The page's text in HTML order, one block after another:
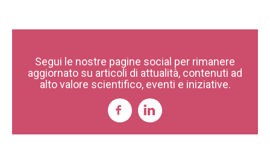
Segui le nostre pagine social per rimanere
aggiornato su articoli di attualità, contenuti ad
alto valore scientifico, eventi e iniziative.